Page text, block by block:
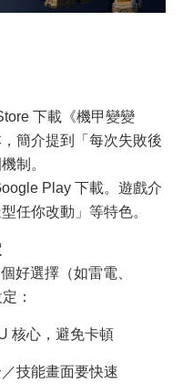
下載《機甲變變
簡介提到「每次失敗後
制。
Play 下載。遊戲介
任你改動」等特色。
好選擇（如雷電、
：
核心，避免卡頓
技能畫面要快速